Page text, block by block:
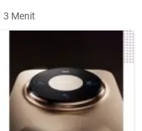
3 Menit